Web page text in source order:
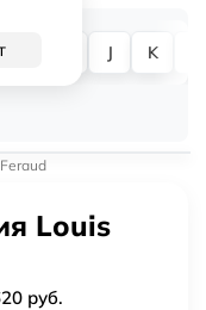
J K
Louis
руб.